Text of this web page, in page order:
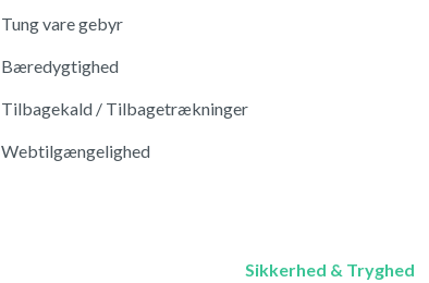
Tung vare gebyr
Bæredygtighed
Tilbagekald / Tilbagetrækninger
Webtilgængelighed
Sikkerhed & Tryghed